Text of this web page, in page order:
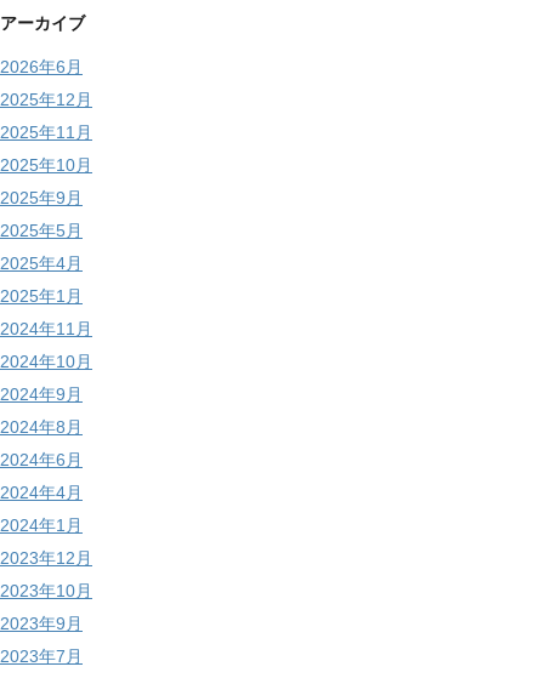
アーカイブ
2026年6月
2025年12月
2025年11月
2025年10月
2025年9月
2025年5月
2025年4月
2025年1月
2024年11月
2024年10月
2024年9月
2024年8月
2024年6月
2024年4月
2024年1月
2023年12月
2023年10月
2023年9月
2023年7月